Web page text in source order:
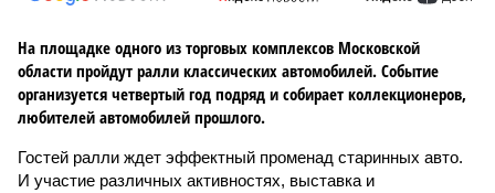
На площадке одного из торговых комплексов Московской
области пройдут ралли классических автомобилей. Событие
организуется четвертый год подряд и собирает коллекционеров,
любителей автомобилей прошлого.
Гостей ралли ждет эффектный променад старинных авто.
И участие различных активностях, выставка и